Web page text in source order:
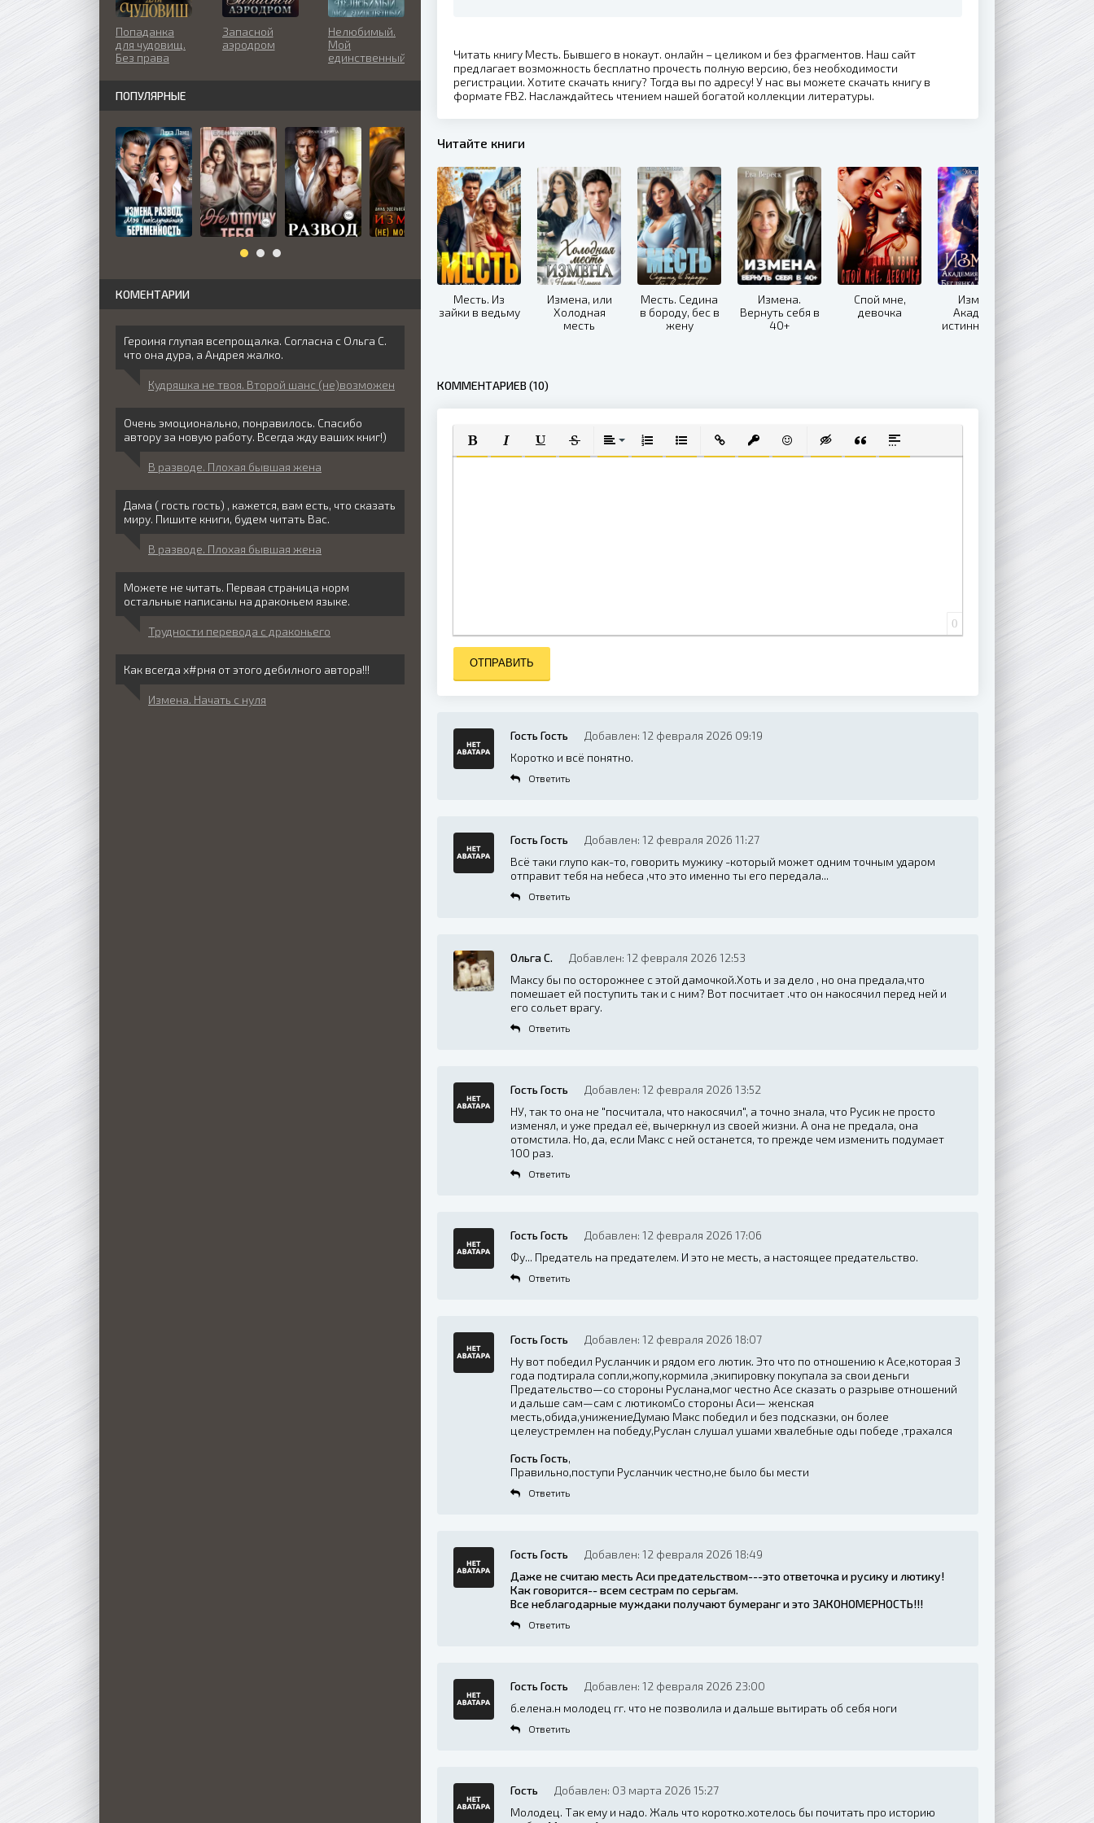
Читать книгу Месть. Бывшего в нокаут. онлайн – целиком и без фрагментов. Наш сайт
предлагает возможность бесплатно прочесть полную версию, без необходимости
регистрации. Хотите скачать книгу? Тогда вы по адресу! У нас вы можете скачать книгу в
формате FB2. Наслаждайтесь чтением нашей богатой коллекции литературы.
Читайте книги
Месть. Из
зайки в ведьму
Измена, или
Холодная
месть
Месть. Седина
в бороду, бес в
жену
Измена.
Вернуть себя в
40+
Спой мне,
девочка
Измена.
Академия
истинных, или
КОММЕНТАРИЕВ (10)
ПОЛУЖИРНЫЙ
КУРСИВПОДЧЕРКНУТЫЙ
ЗАЧЕРКНУТЫЙВЫРАВНИВАНИЕ
НУМЕРОВАННЫЙ СПИСОК
МАРКИРОВАННЫЙ СПИСОК
ВСТАВИТЬ ССЫЛКУ
ВСТАВИТЬ ЗАЩИЩЕННУЮ ССЫЛКУ
ВСТАВИТЬ СМАЙЛИК
ВСТАВКА СКРЫТОГО ТЕКСТА
ВСТАВКА ЦИТАТЫ
ВСТАВКА СПОЙЛЕРА
0
ОТПРАВИТЬ
Гость Гость
Добавлен: 12 февраля 2026 09:19
Коротко и всё понятно.
Ответить
Гость Гость
Добавлен: 12 февраля 2026 11:27
Всё таки глупо как-то, говорить мужику -который может одним точным ударом
отправит тебя на небеса ,что это именно ты его передала...
Ответить
Ольга С.
Добавлен: 12 февраля 2026 12:53
Максу бы по осторожнее с этой дамочкой.Хоть и за дело , но она предала,что
помешает ей поступить так и с ним? Вот посчитает .что он накосячил перед ней и
его сольет врагу.
Ответить
Гость Гость
Добавлен: 12 февраля 2026 13:52
НУ, так то она не "посчитала, что накосячил", а точно знала, что Русик не просто
изменял, и уже предал её, вычеркнул из своей жизни. А она не предала, она
отомстила. Но, да, если Макс с ней останется, то прежде чем изменить подумает
100 раз.
Ответить
Гость Гость
Добавлен: 12 февраля 2026 17:06
Фу... Предатель на предателем. И это не месть, а настоящее предательство.
Ответить
Гость Гость
Добавлен: 12 февраля 2026 18:07
Ну вот победил Русланчик и рядом его лютик. Это что по отношению к Асе,которая 3
года подтирала сопли,жопу,кормила ,экипировку покупала за свои деньги
Предательство—со стороны Руслана,мог честно Асе сказать о разрыве отношений
и дальше сам—сам с лютикомСо стороны Аси— женская
месть,обида,унижениеДумаю Макс победил и без подсказки, он более
целеустремлен на победу,Руслан слушал ушами хвалебные оды победе ,трахался
Гость Гость,
Правильно,поступи Русланчик честно,не было бы мести
Ответить
Гость Гость
Добавлен: 12 февраля 2026 18:49
Даже не считаю месть Аси предательством---это ответочка и русику и лютику!
Как говорится-- всем сестрам по серьгам.
Все неблагодарные муждаки получают бумеранг и это ЗАКОНОМЕРНОСТЬ!!!
Ответить
Гость Гость
Добавлен: 12 февраля 2026 23:00
б.елена.н молодец гг. что не позволила и дальше вытирать об себя ноги
Ответить
Гость
Добавлен: 03 марта 2026 15:27
Молодец. Так ему и надо. Жаль что коротко.хотелось бы почитать про историю
Попаданка
для чудовищ.
Без права
Запасной
аэродром
Нелюбимый.
Мой
единственный
ПОПУЛЯРНЫЕ
КОМЕНТАРИИ
Героиня глупая всепрощалка. Согласна с Ольга С.
что она дура, а Андрея жалко.
Кудряшка не твоя. Второй шанс (не)возможен
Очень эмоционально, понравилось. Спасибо
автору за новую работу. Всегда жду ваших книг!)
В разводе. Плохая бывшая жена
Дама ( гость гость) , кажется, вам есть, что сказать
миру. Пишите книги, будем читать Вас.
В разводе. Плохая бывшая жена
Можете не читать. Первая страница норм
остальные написаны на драконьем языке.
Трудности перевода с драконьего
Как всегда х#рня от этого дебилного автора!!!
Измена. Начать с нуля